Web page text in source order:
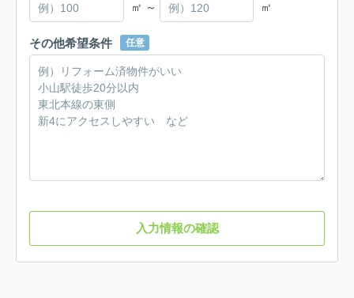
㎡ ～ ㎡
その他希望条件 任意
入力情報の確認